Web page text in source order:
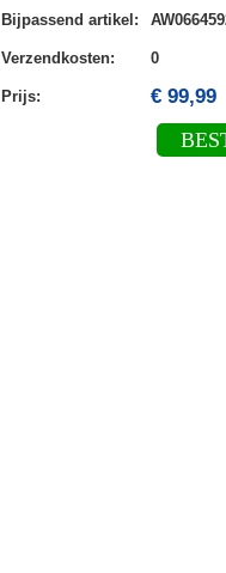
Bijpassend artikel :
Verzendkosten: 0
Prijs: € 99,99